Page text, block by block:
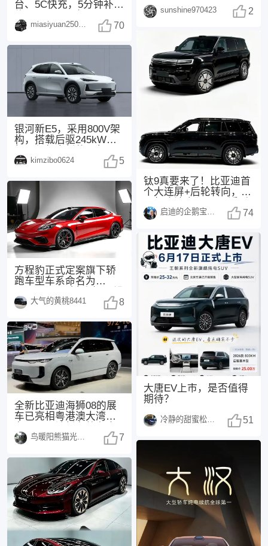
台、5C快充，5分钟补能
miasiyuan250914 70
银河新E5，采用800V架
构，搭载后驱245kW电
同，配备了
kimzibo0624 5
方程豹正式定案旗下轿
跑车型车系命名为
有采用此前网传的“
大气的黄桃8441 8
全新比亚迪海狮08的展
车已亮相粤港澳大湾区
年正式上市，这也是
7
3.3T直六+后驱
sunshine970423 2
钛9真要来了！比亚迪首
个大连屏+后轮转向，25
汽车圈的消息 启迪的企鹅宝宝1494 74
大唐EV上市，是否值得
期待？
冷静的甜蜜松鼠1498 51